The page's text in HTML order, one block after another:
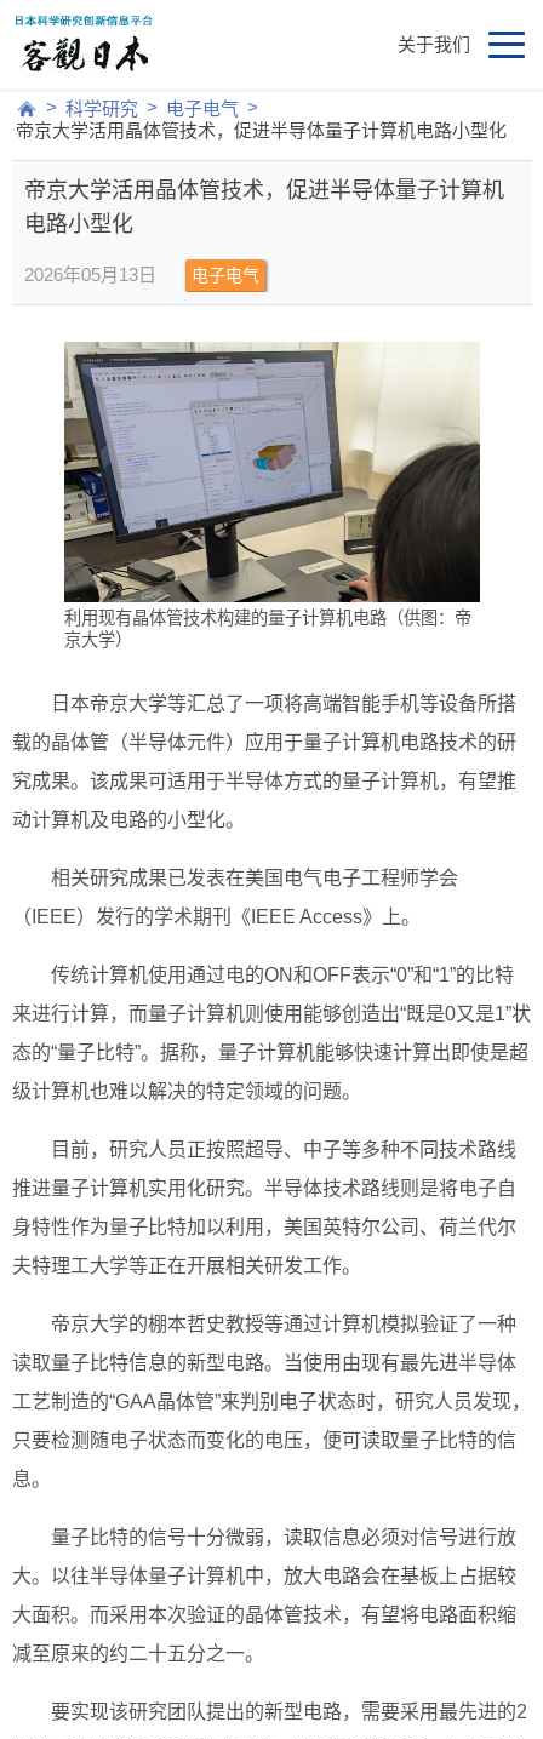
关于我们
> 科学研究 > 电子电气 >
帝京大学活用晶体管技术，促进半导体量子计算机电路小型化
帝京大学活用晶体管技术，促进半导体量子计算机
电路小型化
2026年05月13日 电子电气
利用现有晶体管技术构建的量子计算机电路（供图：帝
京大学）
日本帝京大学等汇总了一项将高端智能手机等设备所搭
载的晶体管（半导体元件）应用于量子计算机电路技术的研
究成果。该成果可适用于半导体方式的量子计算机，有望推
动计算机及电路的小型化。
相关研究成果已发表在美国电气电子工程师学会
（IEEE）发行的学术期刊《IEEE Access》上。
传统计算机使用通过电的ON和OFF表示“0”和“1”的比特
来进行计算，而量子计算机则使用能够创造出“既是0又是1”状
态的“量子比特”。据称，量子计算机能够快速计算出即使是超
级计算机也难以解决的特定领域的问题。
目前，研究人员正按照超导、中子等多种不同技术路线
推进量子计算机实用化研究。半导体技术路线则是将电子自
身特性作为量子比特加以利用，美国英特尔公司、荷兰代尔
夫特理工大学等正在开展相关研发工作。
帝京大学的棚本哲史教授等通过计算机模拟验证了一种
读取量子比特信息的新型电路。当使用由现有最先进半导体
工艺制造的“GAA晶体管”来判别电子状态时，研究人员发现，
只要检测随电子状态而变化的电压，便可读取量子比特的信
息。
量子比特的信号十分微弱，读取信息必须对信号进行放
大。以往半导体量子计算机中，放大电路会在基板上占据较
大面积。而采用本次验证的晶体管技术，有望将电路面积缩
减至原来的约二十五分之一。
要实现该研究团队提出的新型电路，需要采用最先进的2